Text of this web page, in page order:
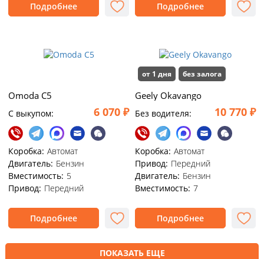
Подробнее Подробнее
Omoda C5
C выкупом: 6 070 ₽
Коробка: Автомат
Двигатель: Бензин
Вместимость: 5
Привод: Передний
Подробнее
от 1 дня без залога
Geely Okavango
Без водителя: 10 770 ₽
Коробка: Автомат
Привод: Передний
Двигатель: Бензин
Вместимость: 7
Подробнее
ПОКАЗАТЬ ЕЩЕ